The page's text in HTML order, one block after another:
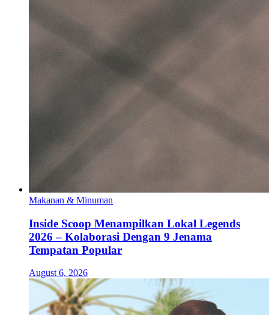
Makanan & Minuman
Inside Scoop Menampilkan Lokal Legends
2026 – Kolaborasi Dengan 9 Jenama
Tempatan Popular
August 6, 2026